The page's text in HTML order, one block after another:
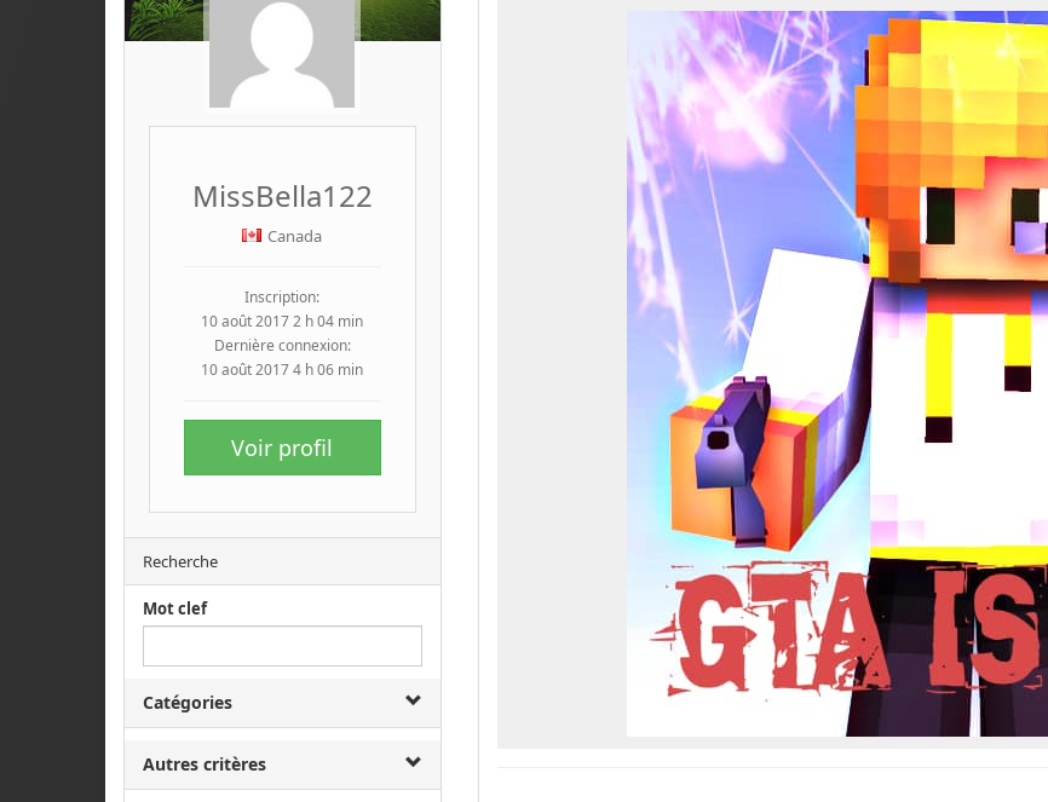
MissBella122
Canada
Inscription:
10 août 2017 2 h 04 min
Dernière connexion:
10 août 2017 4 h 06 min
Voir profil
Recherche
Mot clef
Catégories
Autres critères